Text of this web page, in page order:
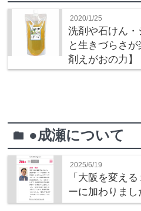
2020/1/25
洗剤や石けん
と生きづらさ
剤えがおの力】
folder ●成瀬について
2025/6/19
「大阪を変え
ーに加わりまし